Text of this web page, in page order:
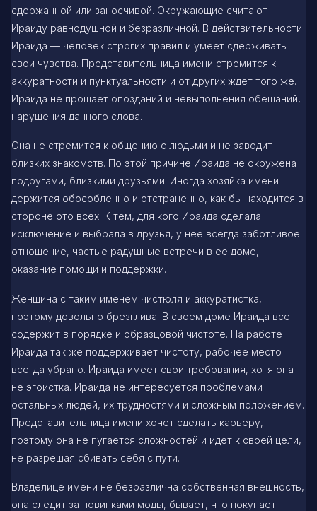
сдержанной или заносчивой. Окружающие считают
Ираиду равнодушной и безразличной. В действительности
Ираида — человек строгих правил и умеет сдерживать
свои чувства. Представительница имени стремится к
аккуратности и пунктуальности и от других ждет того же.
Ираида не прощает опозданий и невыполнения обещаний,
нарушения данного слова.
Она не стремится к общению с людьми и не заводит
близких знакомств. По этой причине Ираида не окружена
подругами, близкими друзьями. Иногда хозяйка имени
держится обособленно и отстраненно, как бы находится в
стороне ото всех. К тем, для кого Ираида сделала
исключение и выбрала в друзья, у нее всегда заботливое
отношение, частые радушные встречи в ее доме,
оказание помощи и поддержки.
Женщина с таким именем чистюля и аккуратистка,
поэтому довольно брезглива. В своем доме Ираида все
содержит в порядке и образцовой чистоте. На работе
Ираида так же поддерживает чистоту, рабочее место
всегда убрано. Ираида имеет свои требования, хотя она
не эгоистка. Ираида не интересуется проблемами
остальных людей, их трудностями и сложным положением.
Представительница имени хочет сделать карьеру,
поэтому она не пугается сложностей и идет к своей цели,
не разрешая сбивать себя с пути.
Владелице имени не безразлична собственная внешность,
она следит за новинками моды, бывает, что покупает